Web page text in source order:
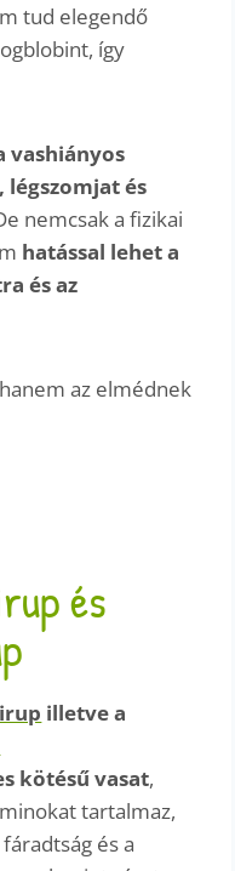
tud elegendő
így
vashiányos
légszomjat és
nemcsak a fizikai
hatással lehet a
és az
az elmédnek
és
illetve a
kötésű vasat,
tartalmaz,
és a